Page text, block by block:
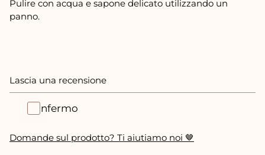
Pulire con acqua e sapone delicato utilizzando un
panno.
Lascia una recensione
Confermo
Domande sul prodotto? Ti aiutiamo noi 🤎